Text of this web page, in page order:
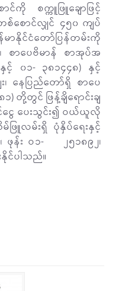
စက္ကူဖြူချောဖြင့်
စ်စောင်လျှင် ၄၅၀ ကျပ်
ာနိုင်ငံတော်ပြန်တမ်းကို
ာပေဗိမာန် စာအုပ်အ
င့် ၀၁- ၃၈၁၄၄၈) နှင့်
နေပြည်တော်ရှိ စာပေ
တို့တွင် ဖြန့်ချိရောင်းချ
ေ ပေးသွင်း၍ ဝယ်ယူလို
ြူလမ်းရှိ ပုံနှိပ်ရေးနှင့်
ဖုန်း ဝ၁- ၂၅၁၈၉၂၊
င်ပါသည်။